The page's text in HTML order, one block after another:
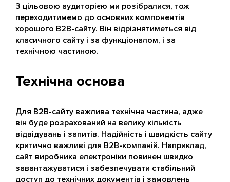
З цільовою аудиторією ми розібралися, тож
переходитимемо до основних компонентів
хорошого B2B-сайту. Він відрізнятиметься від
класичного сайту і за функціоналом, і за
технічною частиною.
Технічна основа
Для B2B-сайту важлива технічна частина, адже
він буде розрахований на велику кількість
відвідувань і запитів. Надійність і швидкість сайту
критично важливі для B2B-компаній. Наприклад,
сайт виробника електроніки повинен швидко
завантажуватися і забезпечувати стабільний
доступ до технічних документів і замовлень